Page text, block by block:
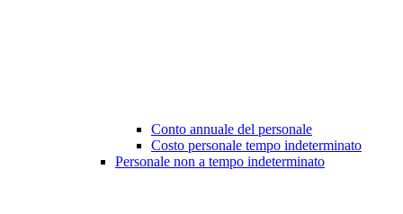
Conto annuale del personale
Costo personale tempo indeterminato
Personale non a tempo indeterminato